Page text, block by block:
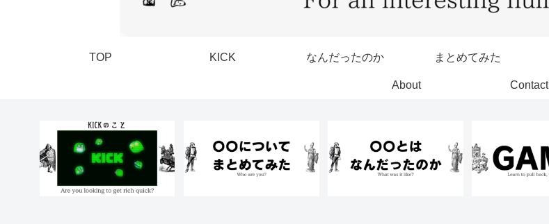
TOP KICK なんだったのか まとめてみた
About Contact